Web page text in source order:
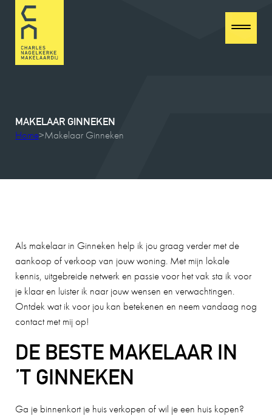
MAKELAAR GINNEKEN
Home>Makelaar Ginneken
Als makelaar in Ginneken help ik jou graag verder met de
aankoop of verkoop van jouw woning. Met mijn lokale
kennis, uitgebreide netwerk en passie voor het vak sta ik voor
je klaar en luister ik naar jouw wensen en verwachtingen.
Ontdek wat ik voor jou kan betekenen en neem vandaag nog
contact met mij op!
DE BESTE MAKELAAR IN
’T GINNEKEN
Ga je binnenkort je huis verkopen of wil je een huis kopen?